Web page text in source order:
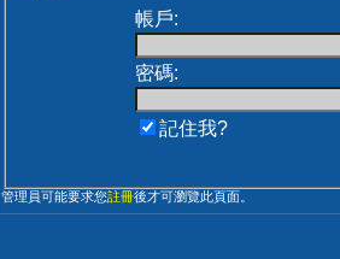
帳戶:
密碼:
記住我?
管理員可能要求您註冊後才可瀏覽此頁面。